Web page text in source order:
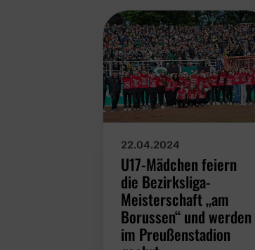
22.04.2024
U17-Mädchen feiern
die Bezirksliga-
Meisterschaft „am
Borussen“ und werden
im Preußenstadion